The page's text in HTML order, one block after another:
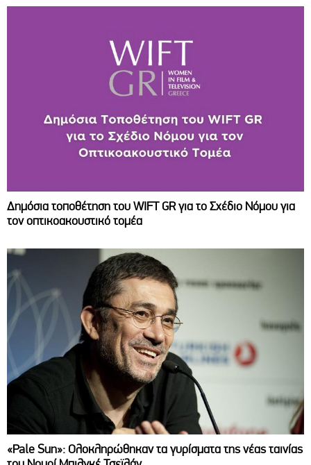
Δημόσια τοποθέτηση του WIFT GR για το Σχέδιο Νόμου για
τον οπτικοακουστικό τομέα
«Pale Sun»: Ολοκληρώθηκαν τα γυρίσματα της νέας ταινίας